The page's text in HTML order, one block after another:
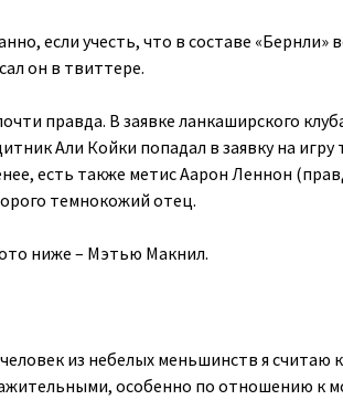
если учесть, что в составе
он в твиттере.
правда. В заявке ланкаширского
Али Койки попадал в заявку на
есть также метис Аарон Леннон
темнокожий отец.
ниже – Мэтью Макнил.
из небелых меньшинств я
особенно по отношению к